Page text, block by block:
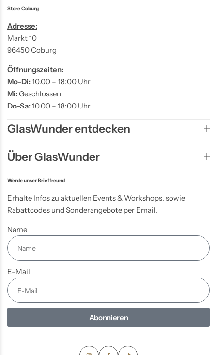
Store Coburg
Adresse:
Markt 10
96450 Coburg
Öffnungszeiten:
Mo-Di:10.00 – 18:00 Uhr
Mi:Geschlossen
Do-Sa:10.00 – 18:00 Uhr
GlasWunder entdecken
Über GlasWunder
Werde unser Brieffreund
Erhalte Infos zu aktuellen Events & Workshops, sowie
Rabattcodes und Sonderangebote per Email.
Name
E-Mail
Abonnieren